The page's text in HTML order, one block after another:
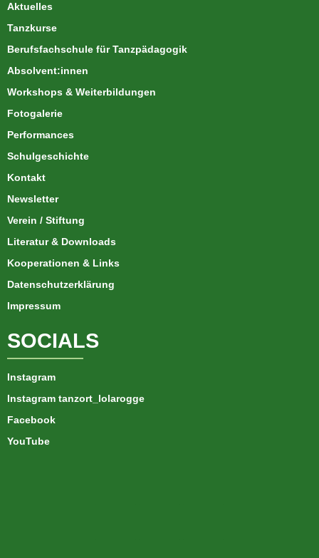
Aktuelles
Tanzkurse
Berufsfachschule für Tanzpädagogik
Absolvent:innen
Workshops & Weiterbildungen
Fotogalerie
Performances
Schulgeschichte
Kontakt
Newsletter
Verein / Stiftung
Literatur & Downloads
Kooperationen & Links
Datenschutzerklärung
Impressum
SOCIALS
Instagram
Instagram tanzort_lolarogge
Facebook
YouTube